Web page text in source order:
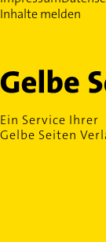
Inhalte melden
Ein Service Ihrer
Gelbe Seiten